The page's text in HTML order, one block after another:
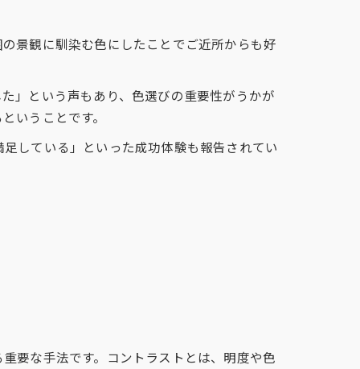
景観に馴染む色にしたことでご近所からも好
」という声もあり、色選びの重要性がうかが
いうことです。
している」といった成功体験も報告されてい
要な手法です。コントラストとは、明度や色